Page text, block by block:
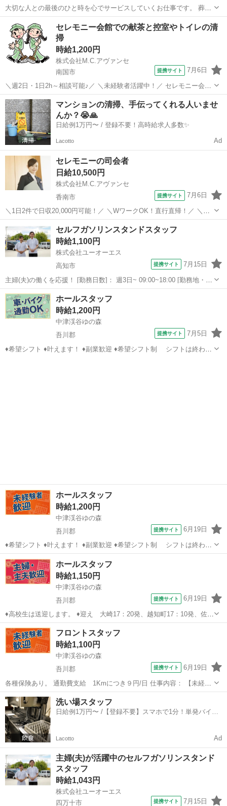
大切な人との最後のひと時を心でサービスしていくお仕事です。 葬儀
会館 ホールスタッフ ・会葬者へのおしぼり配布 ・お寺様へのお茶出
し ・花切り(供花の準備)など ・式前の準備、式中の対応、式後の片付
け ・控え室清掃 勤務...
高知 香美市 土佐山田駅 ホテル
セレモニー会館での献茶と控室やトイレの清
掃
時給1,200円
株式会社M.C.アヴァンセ
南国市
提携サイト 7月6日
＼週2日・1日2h～相談可能♪／ ＼未経験者活躍中！／ セレモニー会館
での清掃スタッフです。 【具体的には】 主な業務は葬祭が滞りなく行
われるようにサポートする業務です。 ◎セレモニーのお手伝い ◎葬儀
場での準備 ◎お出...
高知 南国市
マンションの清掃、手伝ってくれる人いませ
んか？😭🙏
日給例1万円〜 / 登録不要！高時給求人多数✨
Lacotto Ad
セレモニーの司会者
日給10,500円
株式会社M.C.アヴァンセ
香南市
提携サイト 7月6日
＼1日2件で日収20,000円可能！／ ＼WワークOK！直行直帰！／ ＼未
経験者もOK！／ 香川トップクラスの葬儀司会会社で、”人の想いを言
葉で届ける”お仕事です。 弊社は年間1200 件以上の司会実績を持つ四
国トップク...
ホテル
セルフガソリンスタンドスタッフ
時給1,100円
株式会社ユーオーエス
高知市
提携サイト 7月15日
主婦(夫)の働くを応援！ [勤務日数]： 週3日~ 09:00~18:00 [勤務地・最
寄駅]： 高知県高知市秦南町1-5-60 太陽石油販売株式会社 四国支店
セルフ秦南給油所 [職種名]：セルフガソリンスタンド...
高知 高知市 ガソリンスタンド
ホールスタッフ
時給1,200円
中津渓谷ゆの森
吾川郡
提携サイト 7月5日
♦希望シフト ♦叶えます！ ♦副業歓迎 ♦希望シフト制 シフトは終わり
ホールスタッフ
時給1,200円
中津渓谷ゆの森
吾川郡
提携サイト 6月19日
♦希望シフト ♦叶えます！ ♦副業歓迎 ♦希望シフト制 シフトは終わり
時間にピタっと終了！ 希望シフトは必ず叶えます ♦まずは面接へ ♦
職場見学OK ♦友達といっしょにOK ♦外国人が多く宿泊します。英語の
スキルアッ...
高知 吾川郡 ホールスタッフ
ホールスタッフ
時給1,150円
中津渓谷ゆの森
吾川郡
提携サイト 6月19日
♦高校生は送迎します。 ♦迎え 大崎17：20発、越知町17：10発、佐川
町17：00発 ♦送り ゆの森20：00発 ♦希望シフト ♦叶えます！ ♦希望シ
フト制 シフトは終わり時間にピタっと終了！ 希望シフトは必ず叶
え...
高知 吾川郡 ホールスタッフ
フロントスタッフ
時給1,100円
中津渓谷ゆの森
吾川郡
提携サイト 6月19日
各種保険あり。 通勤費支給 1Kmにつき９円/日 仕事内容： 【未経験
も大歓迎】フロントスタッフのお仕事！ 具体的には 温泉接客、チェ
ックイン、チェックアウト、電話対応 勤務地： 中津渓谷ゆの森 高知
県吾川郡仁淀川町...
高知 吾川郡 フロント
洗い場スタッフ
日給例1万円〜 /【登録不要】スマホで1分！単発バイト
Lacotto Ad
主婦(夫)が活躍中のセルフガソリンスタンド
スタッフ
時給1,043円
株式会社ユーオーエス
四万十市
提携サイト 7月15日